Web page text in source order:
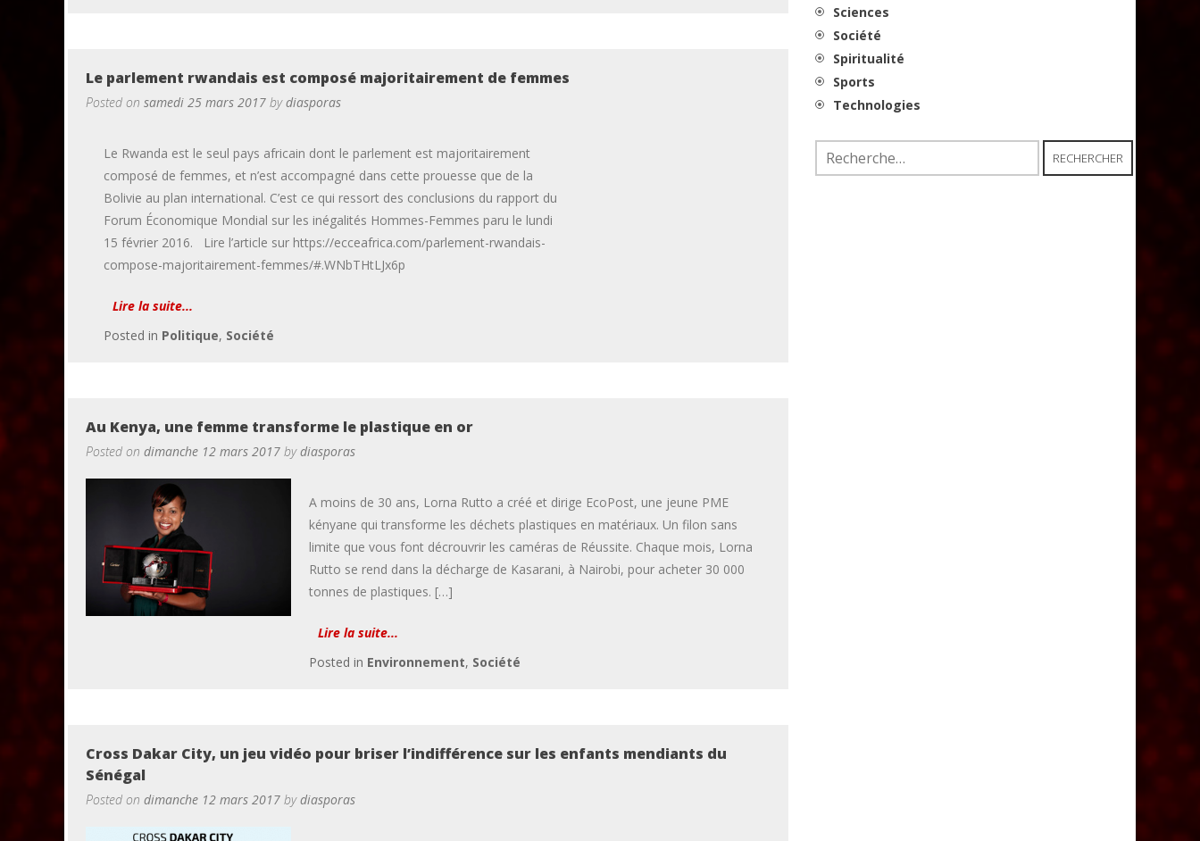
Le parlement rwandais est composé majoritairement de femmes
Posted on samedi 25 mars 2017 bydiasporas
Le Rwanda est le seul pays africain dont le parlement est majoritairement
composé de femmes, et n’est accompagné dans cette prouesse que de la
Bolivie au plan international. C’est ce qui ressort des conclusions du rapport du
Forum Économique Mondial sur les inégalités Hommes-Femmes paru le lundi
15 février 2016. Lire l’article sur https://ecceafrica.com/parlement-rwandais-
compose-majoritairement-femmes/#.WNbTHtLJx6p
Lire la suite...
Posted in Politique, Société
Au Kenya, une femme transforme le plastique en or
Posted on dimanche 12 mars 2017 bydiasporas
A moins de 30 ans, Lorna Rutto a créé et dirige EcoPost, une jeune PME
kényane qui transforme les déchets plastiques en matériaux. Un filon sans
limite que vous font décrouvrir les caméras de Réussite. Chaque mois, Lorna
Rutto se rend dans la décharge de Kasarani, à Nairobi, pour acheter 30 000
tonnes de plastiques. […]
Lire la suite...
Posted in Environnement, Société
Cross Dakar City, un jeu vidéo pour briser l’indifférence sur les enfants mendiants du
Sénégal
Posted on dimanche 12 mars 2017 bydiasporas
Sciences
Société
Spiritualité
Sports
Technologies
Rechercher :